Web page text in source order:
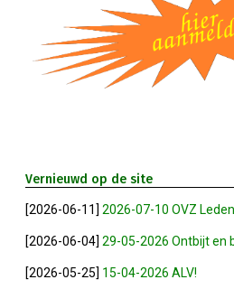
Privé Adressen
Kascontrole
UBO-Register (!!)
Vernieuwd op de site
[2026-06-11] 2026-07-10 OVZ
[2026-06-04] 29-05-2026 Ontbijt en
[2026-05-25] 15-04-2026 ALV!